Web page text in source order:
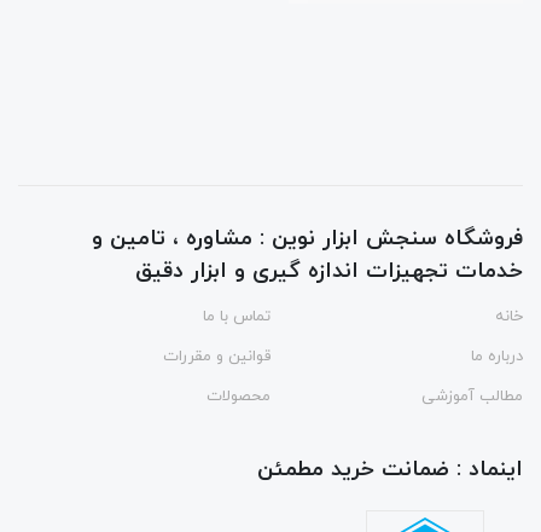
فروشگاه سنجش ابزار نوین : مشاوره ، تامین و
خدمات تجهیزات اندازه گیری و ابزار دقیق
خانه
تماس با ما
درباره ما
قوانین و مقررات
مطالب آموزشی
محصولات
اینماد : ضمانت خرید مطمئن